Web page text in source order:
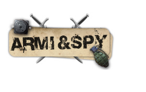
contenuto